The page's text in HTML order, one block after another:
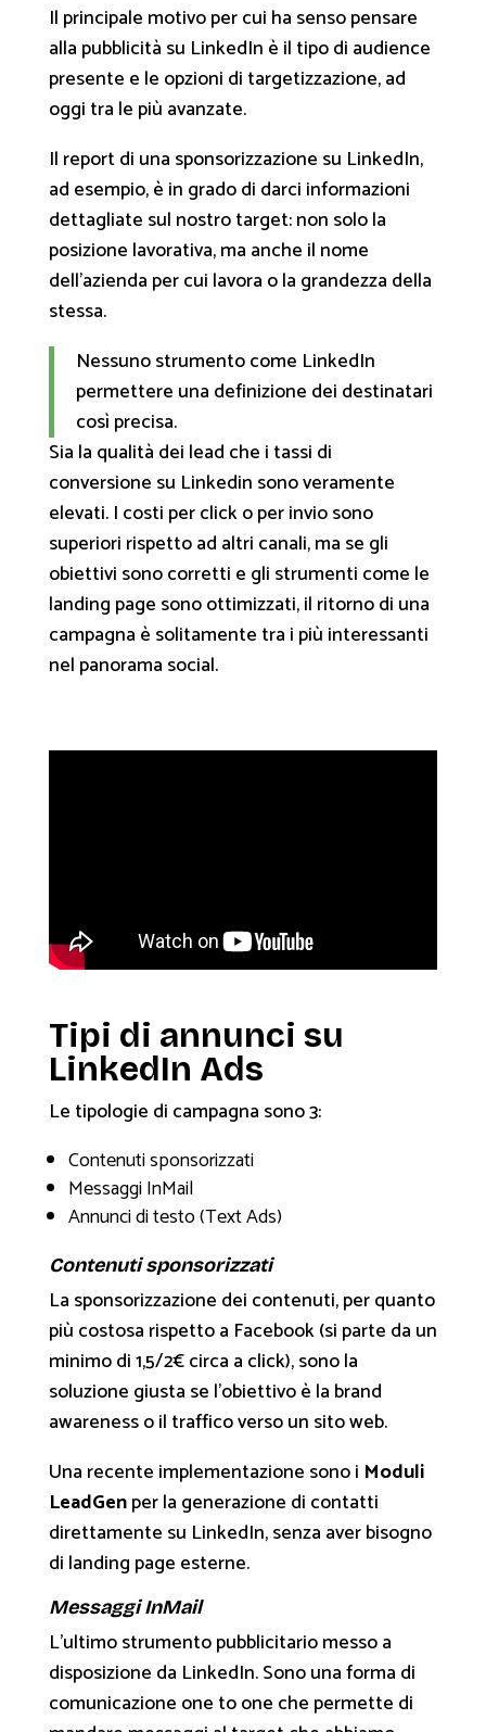
Il principale motivo per cui ha senso pensare
alla pubblicità su LinkedIn è il tipo di audience
presente e le opzioni di targetizzazione, ad
oggi tra le più avanzate.
Il report di una sponsorizzazione su LinkedIn,
ad esempio, è in grado di darci informazioni
dettagliate sul nostro target: non solo la
posizione lavorativa, ma anche il nome
dell’azienda per cui lavora o la grandezza della
stessa.
Nessuno strumento come LinkedIn
permettere una definizione dei destinatari
così precisa.
Sia la qualità dei lead che i tassi di
conversione su Linkedin sono veramente
elevati. I costi per click o per invio sono
superiori rispetto ad altri canali, ma se gli
obiettivi sono corretti e gli strumenti come le
landing page sono ottimizzati, il ritorno di una
campagna è solitamente tra i più interessanti
nel panorama social.
Tipi di annunci su
LinkedIn Ads
Le tipologie di campagna sono 3:
Contenuti sponsorizzati
Messaggi InMail
Annunci di testo (Text Ads)
Contenuti sponsorizzati
La sponsorizzazione dei contenuti, per quanto
più costosa rispetto a Facebook (si parte da un
minimo di 1,5/2€ circa a click), sono la
soluzione giusta se l’obiettivo è la brand
awareness o il traffico verso un sito web.
Una recente implementazione sono i Moduli
LeadGenper la generazione di contatti
direttamente su LinkedIn, senza aver bisogno
di landing page esterne.
Messaggi InMail
L’ultimo strumento pubblicitario messo a
disposizione da LinkedIn. Sono una forma di
comunicazione one to one che permette di